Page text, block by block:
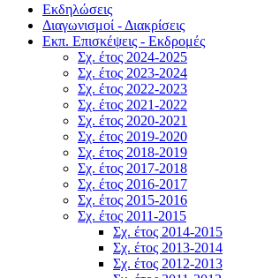
Εκδηλώσεις
Διαγωνισμοί - Διακρίσεις
Εκπ. Επισκέψεις - Εκδρομές
Σχ. έτος 2024-2025
Σχ. έτος 2023-2024
Σχ. έτος 2022-2023
Σχ. έτος 2021-2022
Σχ. έτος 2020-2021
Σχ. έτος 2019-2020
Σχ. έτος 2018-2019
Σχ. έτος 2017-2018
Σχ. έτος 2016-2017
Σχ. έτος 2015-2016
Σχ. έτος 2011-2015
Σχ. έτος 2014-2015
Σχ. έτος 2013-2014
Σχ. έτος 2012-2013